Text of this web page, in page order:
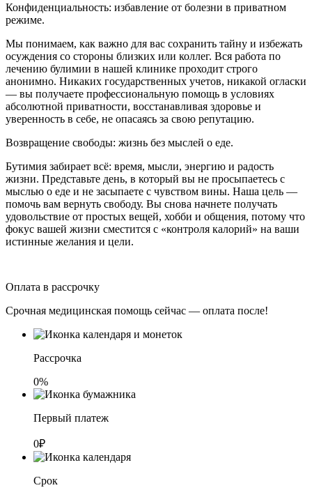
Конфиденциальность: избавление от болезни в приватном
режиме.
Мы понимаем, как важно для вас сохранить тайну и избежать
осуждения со стороны близких или коллег. Вся работа по
лечению булимии в нашей клинике проходит строго
анонимно. Никаких государственных учетов, никакой огласки
— вы получаете профессиональную помощь в условиях
абсолютной приватности, восстанавливая здоровье и
уверенность в себе, не опасаясь за свою репутацию.
Возвращение свободы: жизнь без мыслей о еде.
Бутимия забирает всё: время, мысли, энергию и радость
жизни. Представьте день, в который вы не просыпаетесь с
мыслью о еде и не засыпаете с чувством вины. Наша цель —
помочь вам вернуть свободу. Вы снова начнете получать
удовольствие от простых вещей, хобби и общения, потому что
фокус вашей жизни сместится с «контроля калорий» на ваши
истинные желания и цели.
Оплата в рассрочку
Срочная медицинская помощь сейчас — оплата после!
Рассрочка
0%
Первый платеж
0₽
Срок